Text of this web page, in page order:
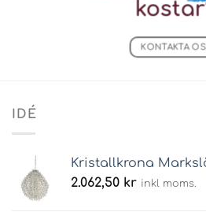
KONTAKTA
IDÉ
Kristallkrona
2.062,50 kr inkl moms.